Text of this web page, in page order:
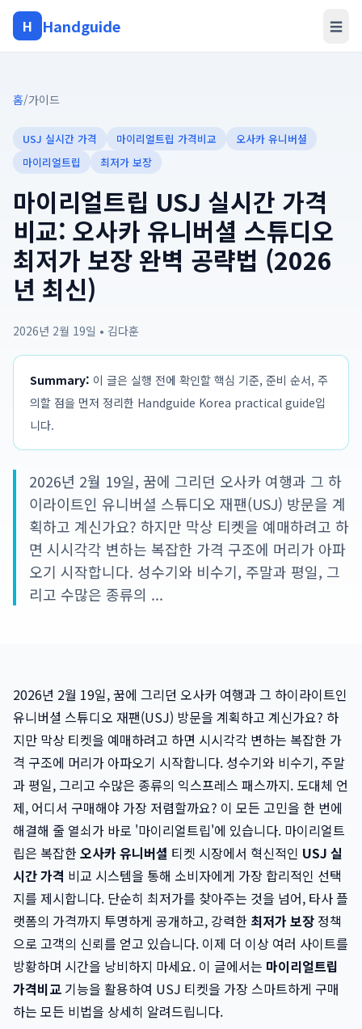
H Handguide ☰
홈/가이드
USJ 실시간 가격 마이리얼트립 가격비교
오사카 유니버셜
마이리얼트립
최저가 보장
마이리얼트립 USJ 실시간 가격
비교: 오사카 유니버셜 스튜디오
최저가 보장 완벽 공략법 (2026
년 최신)
2026년 2월 19일 • 김다훈
Summary: 이 글은 실행 전에 확인할 핵심 기준, 준비 순서, 주
의할 점을 먼저 정리한 Handguide Korea practical guide입
니다.
2026년 2월 19일, 꿈에 그리던 오사카 여행과 그 하
이라이트인 유니버셜 스튜디오 재팬(USJ) 방문을 계
획하고 계신가요? 하지만 막상 티켓을 예매하려고 하
면 시시각각 변하는 복잡한 가격 구조에 머리가 아파
오기 시작합니다. 성수기와 비수기, 주말과 평일, 그
리고 수많은 종류의 ...
2026년 2월 19일, 꿈에 그리던 오사카 여행과 그 하이라이트인
유니버셜 스튜디오 재팬(USJ) 방문을 계획하고 계신가요? 하
지만 막상 티켓을 예매하려고 하면 시시각각 변하는 복잡한 가
격 구조에 머리가 아파오기 시작합니다. 성수기와 비수기, 주말
과 평일, 그리고 수많은 종류의 익스프레스 패스까지. 도대체 언
제, 어디서 구매해야 가장 저렴할까요? 이 모든 고민을 한 번에
해결해 줄 열쇠가 바로 '마이리얼트립'에 있습니다. 마이리얼트
립은 복잡한오사카 유니버셜 티켓 시장에서 혁신적인 USJ 실
시간 가격 비교 시스템을 통해 소비자에게 가장 합리적인 선택
지를 제시합니다. 단순히 최저가를 찾아주는 것을 넘어, 타사 플
랫폼의 가격까지 투명하게 공개하고, 강력한 최저가 보장 정책
으로 고객의 신뢰를 얻고 있습니다. 이제 더 이상 여러 사이트를
방황하며 시간을 낭비하지 마세요. 이 글에서는 마이리얼트립
가격비교 기능을 활용하여 USJ 티켓을 가장 스마트하게 구매
하는 모든 비법을 상세히 알려드립니다.